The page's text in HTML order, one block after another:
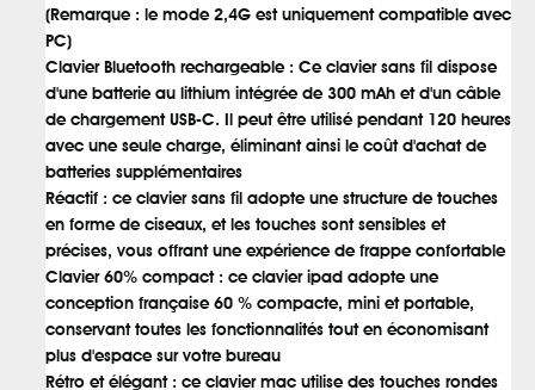
(Remarque : le mode 2,4G est uniquement compatible avec
PC)
Clavier Bluetooth rechargeable : Ce clavier sans fil dispose
d'une batterie au lithium intégrée de 300 mAh et d'un câble
de chargement USB-C. Il peut être utilisé pendant 120 heures
avec une seule charge, éliminant ainsi le coût d'achat de
batteries supplémentaires
Réactif : ce clavier sans fil adopte une structure de touches
en forme de ciseaux, et les touches sont sensibles et
précises, vous offrant une expérience de frappe confortable
Clavier 60% compact : ce clavier ipad adopte une
conception française 60 % compacte, mini et portable,
conservant toutes les fonctionnalités tout en économisant
plus d'espace sur votre bureau
Rétro et élégant : ce clavier mac utilise des touches rondes